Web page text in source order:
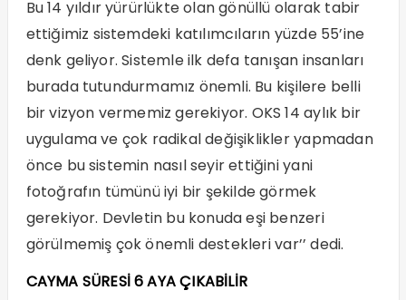
Bu 14 yıldır yürürlükte olan gönüllü olarak tabir
ettiğimiz sistemdeki katılımcıların yüzde 55’ine
denk geliyor. Sistemle ilk defa tanışan insanları
burada tutundurmamız önemli. Bu kişilere belli
bir vizyon vermemiz gerekiyor. OKS 14 aylık bir
uygulama ve çok radikal değişiklikler yapmadan
önce bu sistemin nasıl seyir ettiğini yani
fotoğrafın tümünü iyi bir şekilde görmek
gerekiyor. Devletin bu konuda eşi benzeri
görülmemiş çok önemli destekleri var’’ dedi.
CAYMA SÜRESİ 6 AYA ÇIKABİLİR